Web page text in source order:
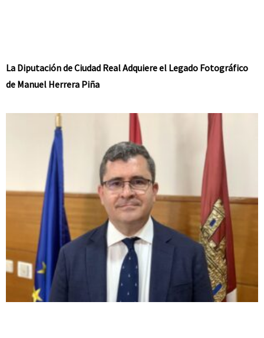
La Diputación de Ciudad Real Adquiere el Legado Fotográfico
de Manuel Herrera Piña